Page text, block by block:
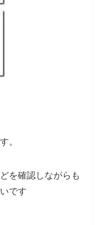
。
を確認しながらも
です